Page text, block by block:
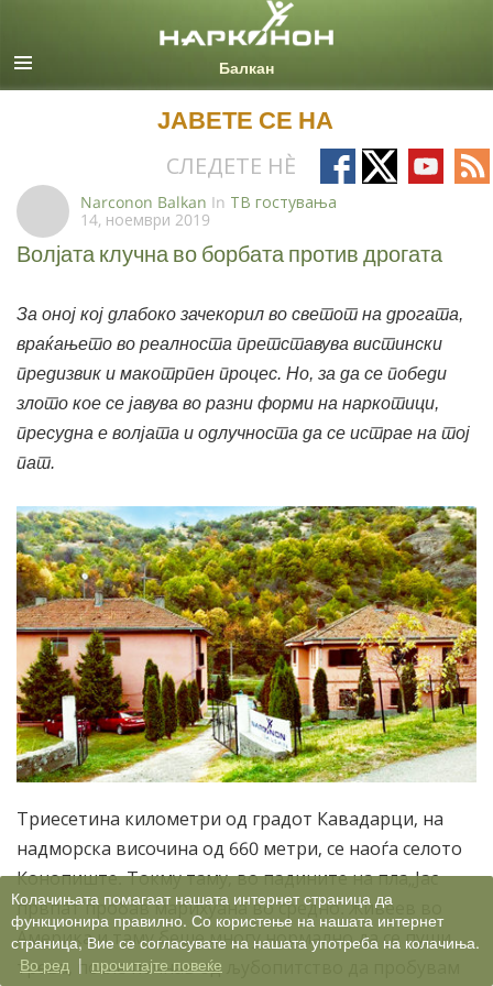
Macedonian
ЈАВЕТЕ СЕ НА
СЛЕДЕТЕ НÈ
Follow
on
Follow
on
Follow
on
on
Narconon Balkan In ТВ гостувања
14, ноември 2019
Волјата клучна во борбата против дрогата
За оној кој длабоко зачекорил во светот на дрогата,
враќањето во реалноста претставува вистински
предизвик и макотрпен процес. Но, за да се победи
злото кое се јавува во разни форми на наркотици,
пресудна е волјата и одлучноста да се истрае на тој
пат.
Триесетина километри од градот Кавадарци, на
надморска височина од 660 метри, се наоѓа селото
Конопиште. Токму таму, во падините на пла„Јас
првпат пробав марихуана во средно. Живеев во
Америка и таму беше многу нормално да се пуши
трева, после почнав од љубопитство да пробувам
Колачињата помагаат нашата интернет страница да
функционира правилно. Со користење на нашата интернет
страница, Вие се согласувате на нашата употреба на колачиња.
Во ред | прочитајте повеќе